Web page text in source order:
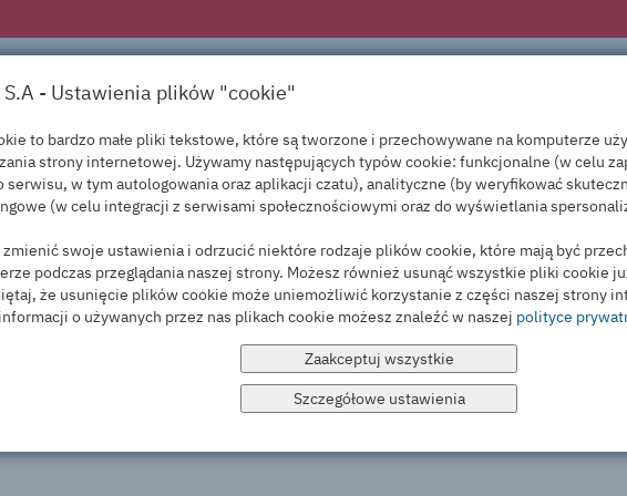
PRODUKTY
.gripe
S.A - Ustawienia plików "cookie"
to bardzo małe pliki tekstowe, które są tworzone i przechowywane na komputerze
strony internetowej. Używamy następujących typów cookie: funkcjonalne (w celu
serwisu, w tym autologowania oraz aplikacji czatu), analityczne (by weryfikować
(w celu integracji z serwisami społecznościowymi oraz do wyświetlania
zmienić swoje ustawienia i odrzucić niektóre rodzaje plików cookie, które mają być
podczas przeglądania naszej strony. Możesz również usunąć wszystkie pliki cookie
że usunięcie plików cookie może uniemożliwić korzystanie z części naszej strony
o używanych przez nas plikach cookie możesz znaleźć w naszej polityce
Zaakceptuj wszystkie
Szczegółowe ustawienia